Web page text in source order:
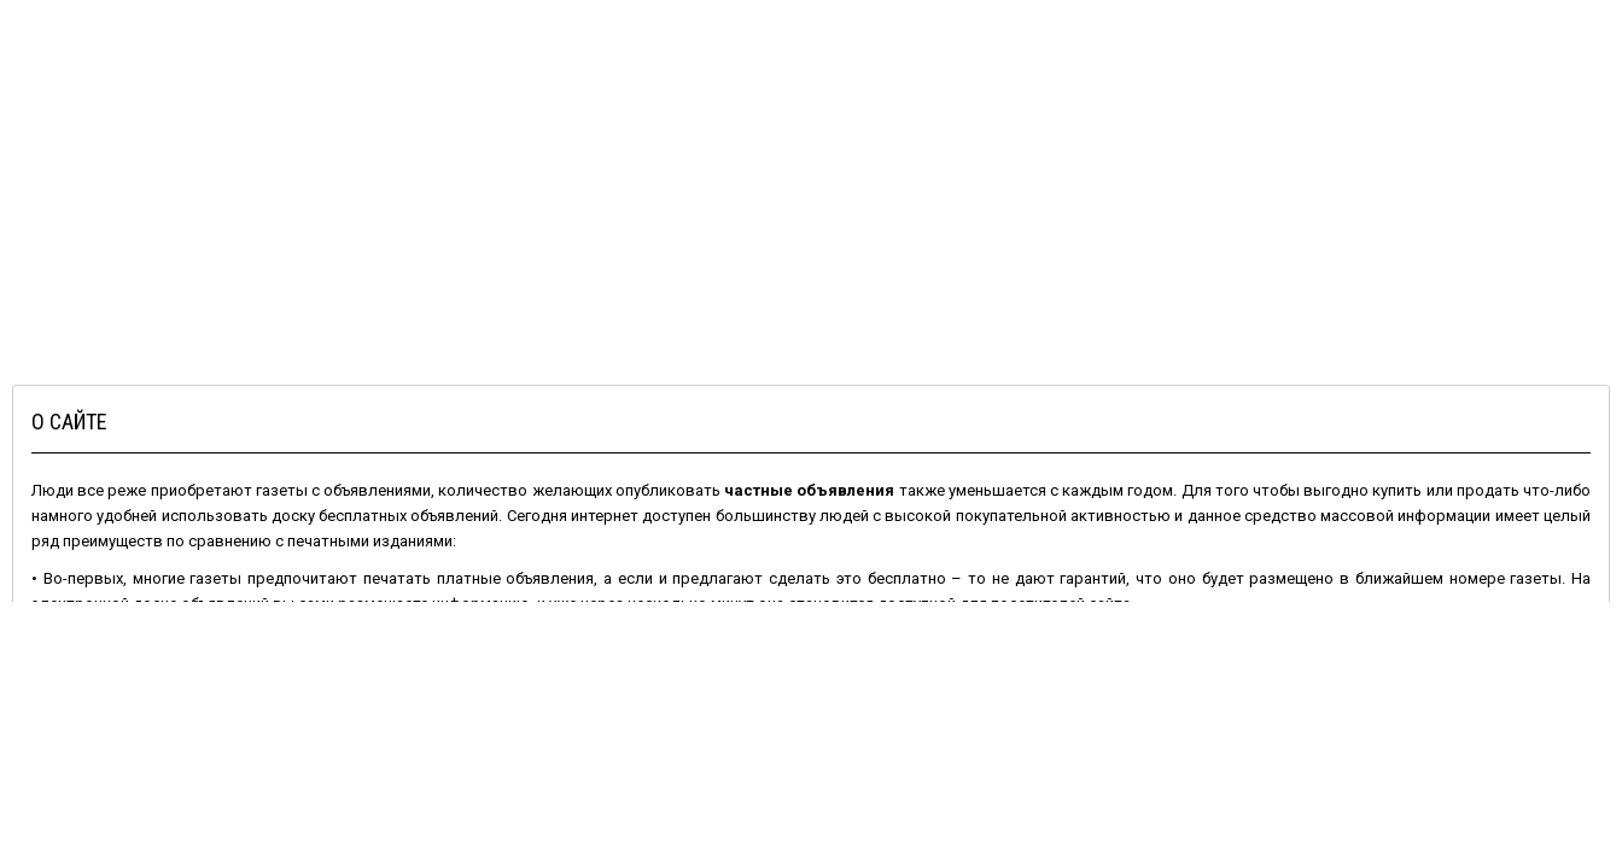
О САЙТЕ
Люди все реже приобретают газеты с объявлениями, количество желающих опубликовать частные объявления также уменьшается с каждым годом. Для того чтобы выгодно купить или продать что-либо
намного удобней использовать доску бесплатных объявлений. Сегодня интернет доступен большинству людей с высокой покупательной активностью и данное средство массовой информации имеет целый
ряд преимуществ по сравнению с печатными изданиями:
• Во-первых, многие газеты предпочитают печатать платные объявления, а если и предлагают сделать это бесплатно – то не дают гарантий, что оно будет размещено в ближайшем номере газеты. На
электронной доске объявлений вы сами размещаете информацию, и уже через несколько минут она становится доступной для посетителей сайта.